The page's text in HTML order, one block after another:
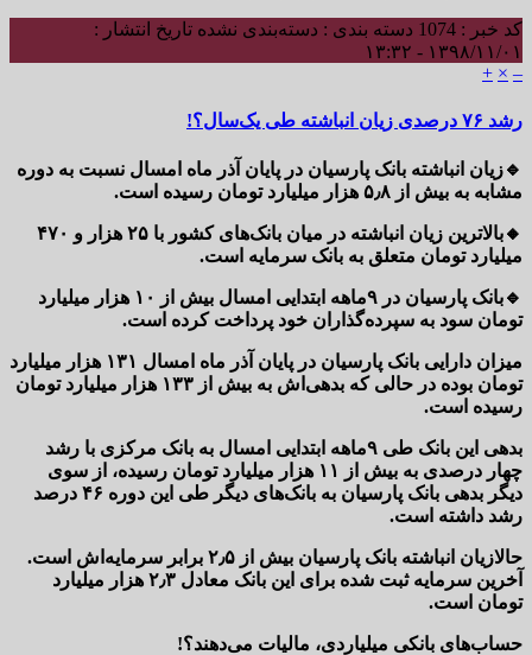
کد خبر : 1074 دسته بندی : دسته‌بندی نشده تاریخ انتشار :
۱۳۹۸/۱۱/۰۱ - ۱۳:۳۲
–
×
+
رشد ۷۶ درصدی زیان انباشته طی یک‌سال؟!
🔹زیان انباشته بانک پارسیان در پایان آذر ماه امسال نسبت به دوره
مشابه به بیش از ۵٫۸ هزار میلیارد تومان رسیده است.
🔸بالاترین زیان انباشته در میان بانک‌های کشور با ۲۵ هزار و ۴۷۰
میلیارد تومان متعلق به بانک سرمایه است.
🔹بانک پارسیان در ۹ماهه ابتدایی امسال بیش از ۱۰ هزار میلیارد
تومان سود به سپرده‌گذاران خود پرداخت کرده است.
میزان دارایی بانک پارسیان در پایان آذر ماه امسال ۱۳۱ هزار میلیارد
تومان بوده در حالی که بدهی‌اش به بیش از ۱۳۳ هزار میلیارد تومان
رسیده است.
بدهی این بانک طی ۹ماهه ابتدایی امسال به بانک مرکزی با رشد
چهار درصدی به بیش از ۱۱ هزار میلیارد تومان رسیده، از سوی
دیگر بدهی بانک پارسیان به بانک‌های دیگر طی این دوره ۴۶ درصد
رشد داشته است.
حالازیان انباشته بانک پارسیان بیش از ۲٫۵ برابر سرمایه‌اش است.
آخرین سرمایه ثبت شده برای این بانک معادل ۲٫۳ هزار میلیارد
تومان است.
حساب‌های بانکی میلیاردی، مالیات می‌دهند؟!